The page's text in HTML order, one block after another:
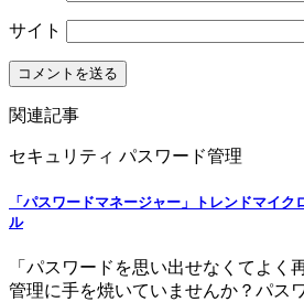
サイト
関連記事
セキュリティ パスワード管理
「パスワードマネージャー」トレンドマイ
ル
「パスワードを思い出せなくてよく
管理に手を焼いていませんか？パス